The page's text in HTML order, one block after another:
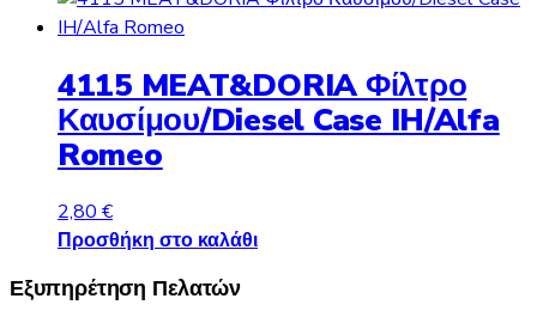
4115 MEAT&DORIA Φίλτρο
Καυσίμου/Diesel Case IH/Alfa
Romeo
2,80 €
Προσθήκη στο καλάθι
Εξυπηρέτηση Πελατών